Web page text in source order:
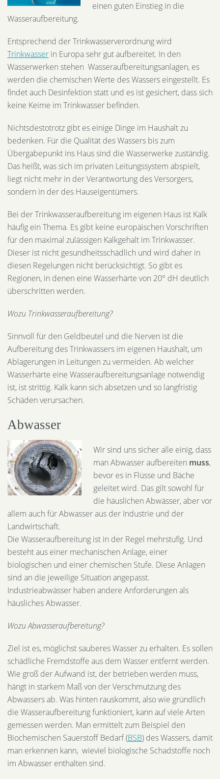
einen guten Einstieg in die
Wasseraufbereitung.
Entsprechend der Trinkwasserverordnung wird
Trinkwasser in Europa sehr gut aufbereitet. In den
Wasserwerken stehen Wasseraufbereitungsanlagen, es
werden die chemischen Werte des Wassers eingestellt. Es
findet auch Desinfektion statt und es ist gesichert, dass sich
keine Keime im Trinkwasser befinden.
Nichtsdestotrotz gibt es einige Dinge im Haushalt zu
bedenken. Für die Qualität des Wassers bis zum
Übergabepunkt ins Haus sind die Wasserwerke zuständig.
Das heißt, was sich im privaten Leitungssystem abspielt,
liegt nicht mehr in der Verantwortung des Versorgers,
sondern in der des Hauseigentümers.
Bei der Trinkwasseraufbereitung im eigenen Haus ist Kalk
häufig ein Thema. Es gibt keine europäischen Vorschriften
für den maximal zulässigen Kalkgehalt im Trinkwasser.
Dieser ist nicht gesundheitsschädlich und wird daher in
diesen Regelungen nicht berücksichtigt. So gibt es
Regionen, in denen eine Wasserhärte von 20° dH deutlich
überschritten werden.
Wozu Trinkwasseraufbereitung?
Sinnvoll für den Geldbeutel und die Nerven ist die
Aufbereitung des Trinkwassers im eigenen Haushalt, um
Ablagerungen in Leitungen zu vermeiden. Ab welcher
Wasserhärte eine Wasseraufbereitungsanlage notwendig
ist, ist strittig. Kalk kann sich absetzen und so langfristig
Schäden verursachen.
Abwasser
Wir sind uns sicher alle einig, dass
man Abwasser aufbereiten muss,
bevor es in Flüsse und Bäche
geleitet wird. Das gilt sowohl für
die häuslichen Abwässer, aber vor
allem auch für Abwasser aus der Industrie und der
Landwirtschaft.
Die Wasseraufbereitung ist in der Regel mehrstufig. Und
besteht aus einer mechanischen Anlage, einer
biologischen und einer chemischen Stufe. Diese Anlagen
sind an die jeweilige Situation angepasst.
Industrieabwässer haben andere Anforderungen als
häusliches Abwasser.
Wozu Abwasseraufbereitung?
Ziel ist es, möglichst sauberes Wasser zu erhalten. Es sollen
schädliche Fremdstoffe aus dem Wasser entfernt werden.
Wie groß der Aufwand ist, der betrieben werden muss,
hängt in starkem Maß von der Verschmutzung des
Abwassers ab. Was hinten rauskommt, also wie gründlich
die Wasseraufbereitung funktioniert, kann auf viele Arten
gemessen werden. Man ermittelt zum Beispiel den
Biochemischen Sauerstoff Bedarf (BSB) des Wassers, damit
man erkennen kann, wieviel biologische Schadstoffe noch
im Abwasser enthalten sind.